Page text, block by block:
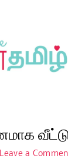
Leave a